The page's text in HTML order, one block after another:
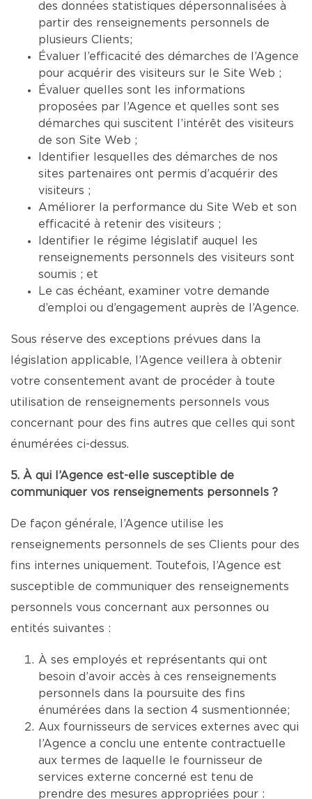
des données statistiques dépersonnalisées à
partir des renseignements personnels de
plusieurs Clients;
Évaluer l’efficacité des démarches de l’Agence
pour acquérir des visiteurs sur le Site Web ;
Évaluer quelles sont les informations
proposées par l’Agence et quelles sont ses
démarches qui suscitent l’intérêt des visiteurs
de son Site Web ;
Identifier lesquelles des démarches de nos
sites partenaires ont permis d’acquérir des
visiteurs ;
Améliorer la performance du Site Web et son
efficacité à retenir des visiteurs ;
Identifier le régime législatif auquel les
renseignements personnels des visiteurs sont
soumis ; et
Le cas échéant, examiner votre demande
d’emploi ou d’engagement auprès de l’Agence.
Sous réserve des exceptions prévues dans la
législation applicable, l’Agence veillera à obtenir
votre consentement avant de procéder à toute
utilisation de renseignements personnels vous
concernant pour des fins autres que celles qui sont
énumérées ci-dessus.
5. À qui l’Agence est-elle susceptible de
communiquer vos renseignements personnels ?
De façon générale, l’Agence utilise les
renseignements personnels de ses Clients pour des
fins internes uniquement. Toutefois, l’Agence est
susceptible de communiquer des renseignements
personnels vous concernant aux personnes ou
entités suivantes :
À ses employés et représentants qui ont
besoin d’avoir accès à ces renseignements
personnels dans la poursuite des fins
énumérées dans la section 4 susmentionnée;
Aux fournisseurs de services externes avec qui
l’Agence a conclu une entente contractuelle
aux termes de laquelle le fournisseur de
services externe concerné est tenu de
prendre des mesures appropriées pour :